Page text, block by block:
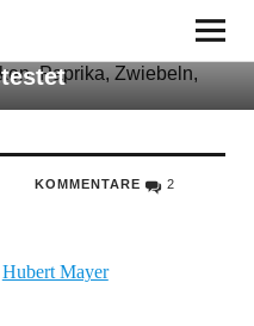
in Hamburg?
KOMMENTARE 2
Hubert Mayer